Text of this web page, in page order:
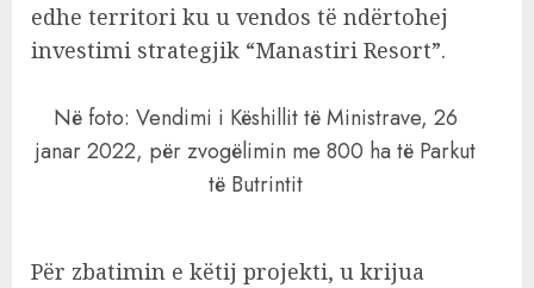
edhe territori ku u vendos të ndërtohej
investimi strategjik “Manastiri Resort”.
Në foto: Vendimi i Këshillit të Ministrave, 26
janar 2022, për zvogëlimin me 800 ha të Parkut
të Butrintit
Për zbatimin e këtij projekti, u krijua